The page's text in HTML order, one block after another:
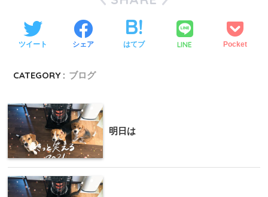
ツイート シェア はてブ LINE Pocket
CATEGORY : ブログ
明日は